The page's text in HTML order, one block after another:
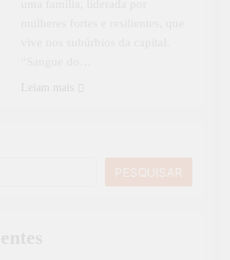
Leiam mais
PESQUISAR